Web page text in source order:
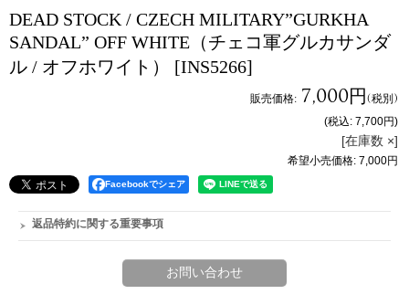
DEAD STOCK / CZECH MILITARY”GURKHA
SANDAL” OFF WHITE（チェコ軍グルカサンダ
ル / オフホワイト） [INS5266]
販売価格: 7,000円(税別)
(税込: 7,700円)
[在庫数 ×]
希望小売価格: 7,000円
Facebookでシェア
返品特約に関する重要事項